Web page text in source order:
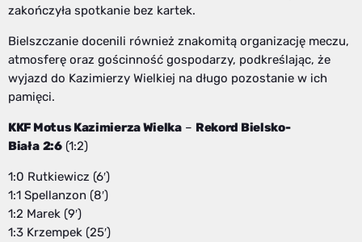
zakończyła spotkanie bez kartek.
Bielszczanie docenili również znakomitą organizację meczu,
atmosferę oraz gościnność gospodarzy, podkreślając, że
wyjazd do Kazimierzy Wielkiej na długo pozostanie w ich
pamięci.
KKF Motus Kazimierza Wielka– Rekord Bielsko-
Biała 2:6(1:2)
1:0 Rutkiewicz (6′)
1:1 Spellanzon (8′)
1:2 Marek (9′)
1:3 Krzempek (25′)